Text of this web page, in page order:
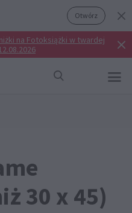
Otwórz
na Fotoksiążki w twardej
30 x 45)